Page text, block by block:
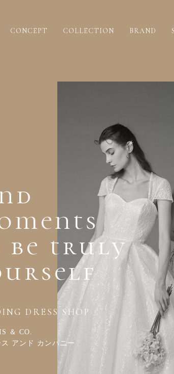
CONCEPT COLLECTION BRAND
be truly
DRESS SHOP
＆ CO.
ス アンド カンパニー